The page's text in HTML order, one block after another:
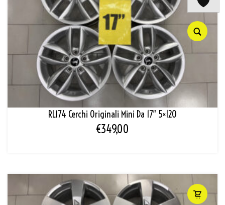
RL174 Cerchi Originali Mini Da 17″ 5×120
€349,00